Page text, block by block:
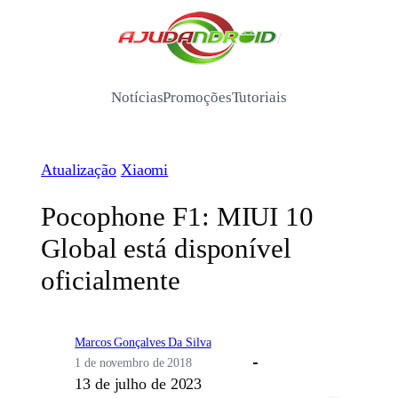
/
NotíciasPromoçõesTutoriais
Atualização Xiaomi
Pocophone F1: MIUI 10
Global está disponível
oficialmente
Marcos Gonçalves Da Silva
1 de novembro de 2018
13 de julho de 2023